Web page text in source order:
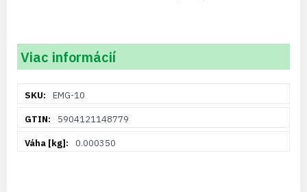
Viac informácií
informáciíEMG-10
5904121148779
0.000350